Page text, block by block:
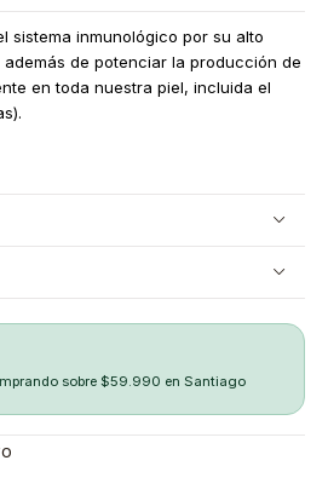
sistema inmunológico por su alto
de potenciar la producción de
en toda nuestra piel, incluida el
sobre $59.990 en Santiago